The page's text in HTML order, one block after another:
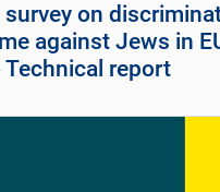
on
against Jews in
Technical report